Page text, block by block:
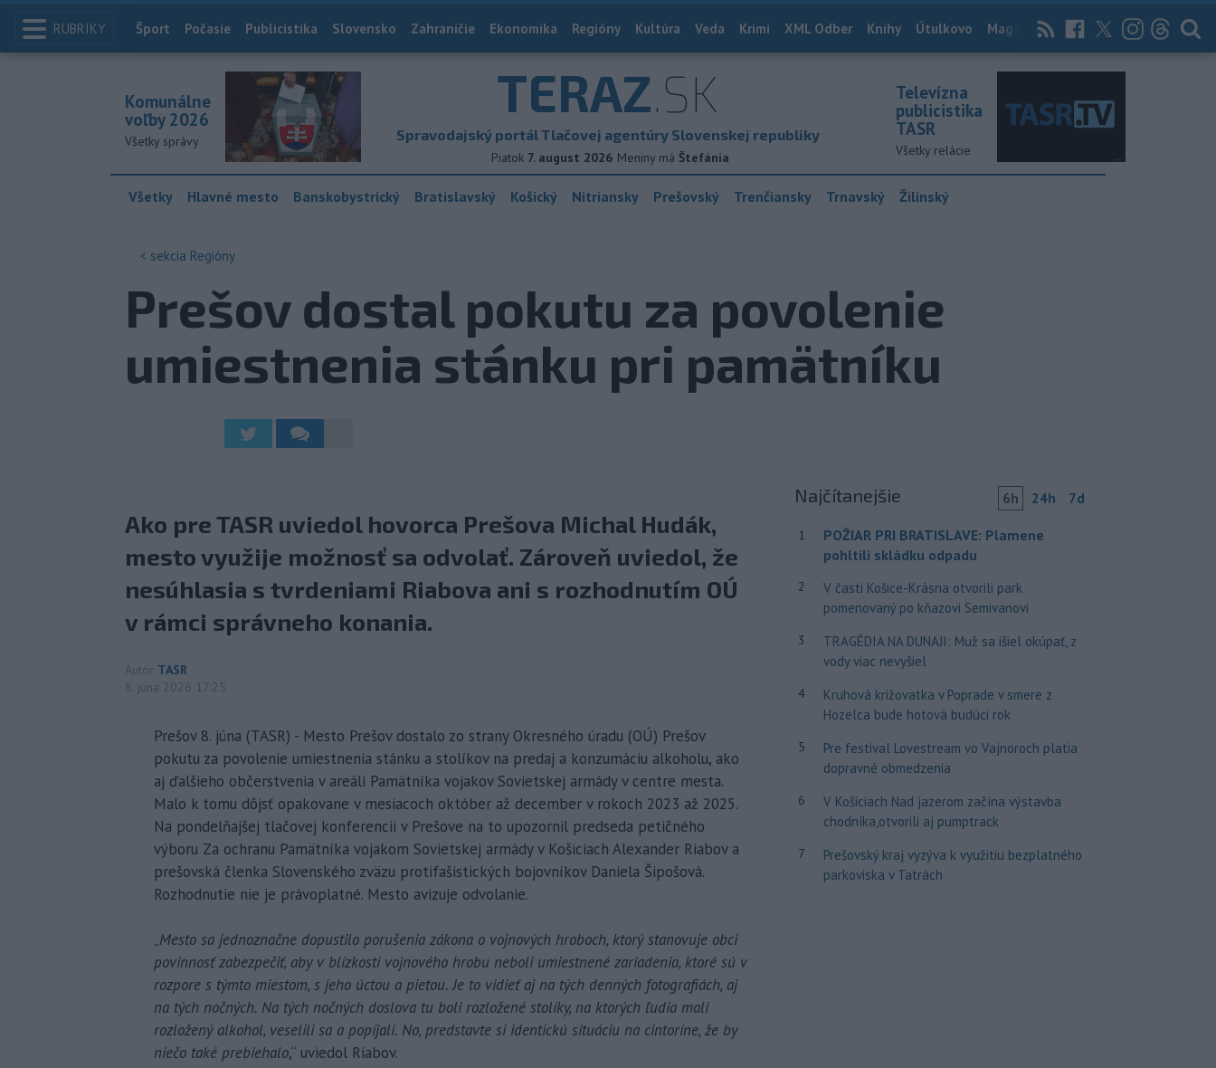
RUBRIKY Index
Šport Počasie Publicistika Slovensko Zahraničie Ekonomika Regióny Kultúra Veda Krimi XML Odber Knihy Útulkovo Magazín News Now Archív
TERAZ.SK
Spravodajský portál Tlačovej agentúry Slovenskej republiky
Piatok 7. august 2026 Meniny má Štefánia
Komunálne
voľby 2026
Všetky správy
Televízna
publicistika
TASR
Všetky relácie
Všetky Hlavné mesto Banskobystrický Bratislavský Košický Nitriansky Prešovský Trenčiansky Trnavský Žilinský
< sekcia Regióny
Prešov dostal pokutu za povolenie
umiestnenia stánku pri pamätníku
Ako pre TASR uviedol hovorca Prešova Michal Hudák,
mesto využije možnosť sa odvolať. Zároveň uviedol, že
nesúhlasia s tvrdeniami Riabova ani s rozhodnutím OÚ
v rámci správneho konania.
Autor TASR
8. júna 2026 17:25
Prešov 8. júna (TASR) - Mesto Prešov dostalo zo strany Okresného úradu (OÚ) Prešov
pokutu za povolenie umiestnenia stánku a stolíkov na predaj a konzumáciu alkoholu, ako
aj ďalšieho občerstvenia v areáli Pamätníka vojakov Sovietskej armády v centre mesta.
Malo k tomu dôjsť opakovane v mesiacoch október až december v rokoch 2023 až 2025.
Na pondelňajšej tlačovej konferencii v Prešove na to upozornil predseda petičného
výboru Za ochranu Pamätníka vojakom Sovietskej armády v Košiciach Alexander Riabov a
prešovská členka Slovenského zväzu protifašistických bojovníkov Daniela Šipošová.
Rozhodnutie nie je právoplatné. Mesto avizuje odvolanie.
„Mesto sa jednoznačne dopustilo porušenia zákona o vojnových hroboch, ktorý stanovuje obci
povinnosť zabezpečiť, aby v blízkosti vojnového hrobu neboli umiestnené zariadenia, ktoré sú v
rozpore s týmto miestom, s jeho úctou a pietou. Je to vidieť aj na tých denných fotografiách, aj
na tých nočných. Na tých nočných doslova tu boli rozložené stolíky, na ktorých ľudia mali
rozložený alkohol, veselili sa a popíjali. No, predstavte si identickú situáciu na cintoríne, že by
niečo také prebiehalo,“ uviedol Riabov.
Najčítanejšie 6h 24h 7d
1
POŽIAR PRI BRATISLAVE: Plamene
pohltili skládku odpadu
2
V časti Košice-Krásna otvorili park
pomenovaný po kňazovi Semivanovi
3
TRAGÉDIA NA DUNAJI: Muž sa išiel okúpať, z
vody viac nevyšiel
4
Kruhová križovatka v Poprade v smere z
Hozelca bude hotová budúci rok
5
Pre festival Lovestream vo Vajnoroch platia
dopravné obmedzenia
6
V Košiciach Nad jazerom začína výstavba
chodníka,otvorili aj pumptrack
7
Prešovský kraj vyzýva k využitiu bezplatného
parkoviska v Tatrách